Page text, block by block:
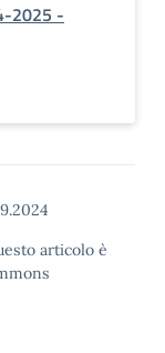
2025 -
articolo è